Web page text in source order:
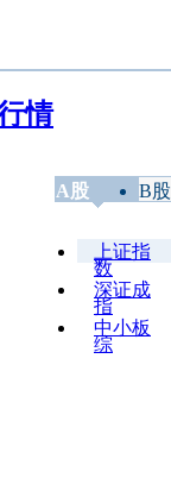
情
A股 B股
上证指
数
深证成
指
中小板
综